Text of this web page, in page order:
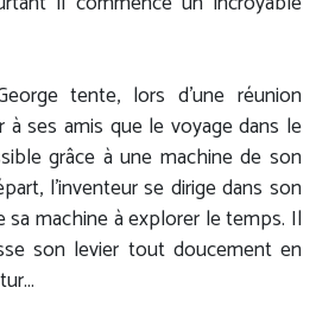
tente, lors d'une réunion
à ses amis que le voyage dans le
grâce à une machine de son
l'inventeur se dirige dans son
machine à explorer le temps. Il
son levier tout doucement en